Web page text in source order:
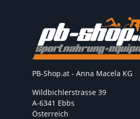
PB-Shop.at - Anna Macela KG
Wildbichlerstrasse 39
A-6341 Ebbs
Österreich